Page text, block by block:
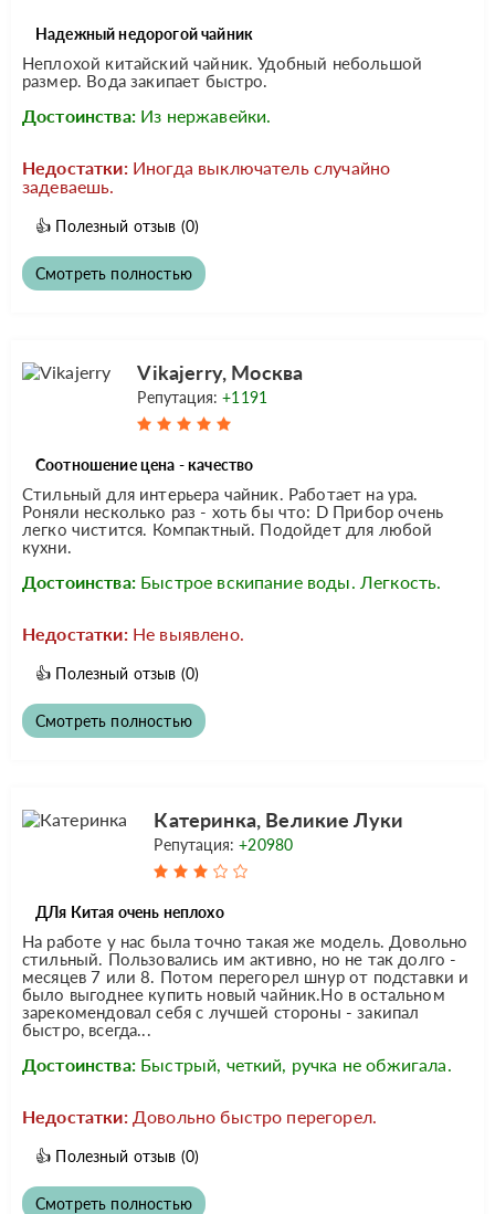
Надежный недорогой чайник
Неплохой китайский чайник. Удобный небольшой
размер. Вода закипает быстро.
Достоинства: Из нержавейки.
Недостатки: Иногда выключатель случайно
задеваешь.
👍 Полезный отзыв (0)
Смотреть полностью
Vikajerry, Москва
Репутация:+1191
Соотношение цена - качество
Стильный для интерьера чайник. Работает на ура.
Роняли несколько раз - хоть бы что: D Прибор очень
легко чистится. Компактный. Подойдет для любой
кухни.
Достоинства: Быстрое вскипание воды. Легкость.
Недостатки: Не выявлено.
👍 Полезный отзыв (0)
Смотреть полностью
Катеринка, Великие Луки
Репутация:+20980
ДЛя Китая очень неплохо
На работе у нас была точно такая же модель. Довольно
стильный. Пользовались им активно, но не так долго -
месяцев 7 или 8. Потом перегорел шнур от подставки и
было выгоднее купить новый чайник.Но в остальном
зарекомендовал себя с лучшей стороны - закипал
быстро, всегда...
Достоинства: Быстрый, четкий, ручка не обжигала.
Недостатки: Довольно быстро перегорел.
👍 Полезный отзыв (0)
Смотреть полностью